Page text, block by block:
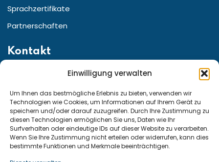
Einwilligung verwalten
Um Ihnen das bestmögliche Erlebnis zu bieten, verwenden wir
Technologien wie Cookies, um Informationen auf Ihrem Gerät zu
speichern und/oder darauf zuzugreifen. Durch Ihre Zustimmung zu
diesen Technologien ermöglichen Sie uns, Daten wie Ihr
Surfverhalten oder eindeutige IDs auf dieser Website zu verarbeiten.
Wenn Sie Ihre Zustimmung nicht erteilen oder widerrufen, kann dies
bestimmte Funktionen und Merkmale beeinträchtigen.
Sprachzertifikate
Partnerschaften
Kontakt
Straße:Friedrichstr. 155 10117 Berlin, Berlin Germany
Telefon für den Kundenservice aus ganz:
Deutschland und Österreich: +49 15222307947
Schweiz: +41 794290815